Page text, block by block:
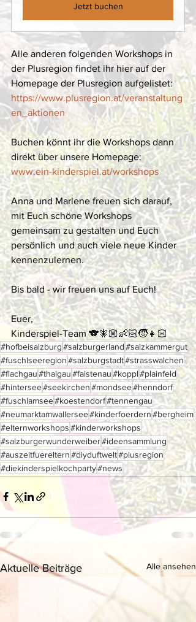
Jetzt buchen
Alle anderen folgenden Workshops in
der Plusregion findet ihr hier auf der
Homepage der Plusregion aufgelistet:
https://www.plusregion.at/veranstaltung
en_aktionen
Buchen könnt ihr die Workshops dann
direkt über unsere Homepage:
www.ein-kinderspiel.at/workshops
Anna und Marlene freuen sich darauf,
mit Euch schöne Workshops
gemeinsam zu gestalten und Euch
persönlich und auch viele neue Kinder
kennenzulernen.
Bis bald - wir freuen uns auf Euch!
Euer,
Kinderspiel-Team 🐨🧚🏼👶🏻🧒👧🏻
#hofbeisalzburg#salzburgerland#salzkammergut
#fuschlseeregion#salzburgstadt#strasswalchen
#flachgau#thalgau#faistenau#koppl#plainfeld
#hintersee#seekirchen#mondsee#henndorf
#fuschlamsee#koestendorf#tennengau
#neumarktamwallersee#kinderfoerdern#bergheim
#elternworkshops#kinderworkshops
#salzburgerwunderweiber#ideensammlung
#auszeitfuereltern#diyduftwelt#plusregion
#diekinderspielkochparty#news
Aktuelle Beiträge Alle ansehen